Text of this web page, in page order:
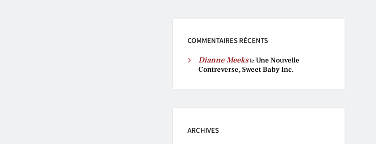
COMMENTAIRES RÉCENTS
Dianne MeeksleUne Nouvelle
Contreverse, Sweet Baby Inc.
ARCHIVES